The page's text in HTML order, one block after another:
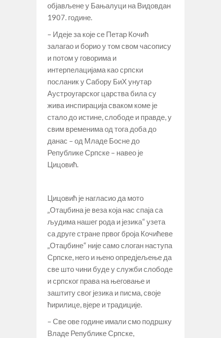
објављене у Бањалуци на Видовдан
1907. године.
– Идеје за које се Петар Кочић
залагао и борио у том свом часопису
и потом у говорима и
интерпелацијама као српски
посланик у Сабору БиХ унутар
Аустроугарског царства била су
жива инспирација сваком коме је
стало до истине, слободе и правде, у
свим временима од тога доба до
данас – од Младе Босне до
Републике Српске – навео је
Цицовић.
Цицовић је нагласио да мото
„Отаџбина је веза која нас спаја са
људима нашег рода и језика“ узета
са друге стране првог броја Кочићеве
„Отаџбине“ није само слоган наступа
Српске, него и њено опредјељење да
све што чини буде у служби слободе
и српског права на његовање и
заштиту свог језика и писма, своје
ћирилице, вјере и традиције.
– Све ове године имали смо подршку
Владе Републике Српске,